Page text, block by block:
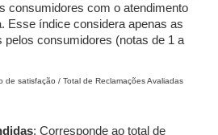
consumidores com o atendimento
Esse índice considera apenas as
pelos consumidores (notas de 1 a
de satisfação / Total de Reclamações Avaliadas
: Corresponde ao total de